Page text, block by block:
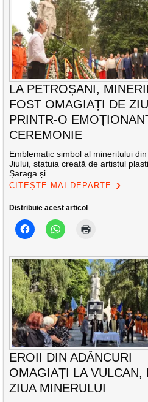
LA PETROȘANI,
FOST OMAGIAȚI DE
PRINTR-O
CEREMONIE
Emblematic simbol al mineritului din
Jiului, statuia creată de artistul
Șaraga și
CITEȘTE MAI DEPARTE
Distribuie acest articol
EROII DIN ADÂNCURI
OMAGIAȚI LA VULCAN,
ZIUA MINERULUI